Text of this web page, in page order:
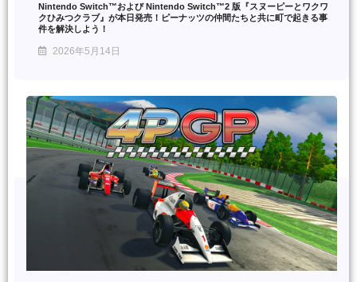
Nintendo Switch™および Nintendo Switch™2 版『スヌーピーとワクワ
クひみつクラブ』が本日発売！ピーナッツの仲間たちと共に町で起きる事
件を解決しよう！
2026年5月14日